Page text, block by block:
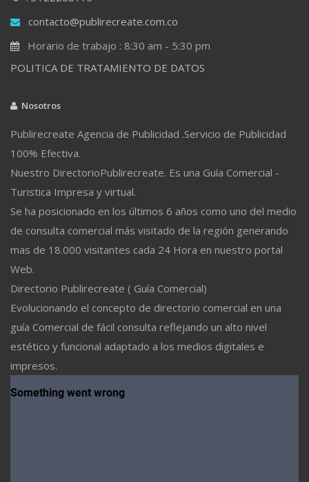
contacto@publirecreate.com.co
Horario de trabajo : 8:30 am - 5:30 pm
POLITICA DE TRATAMIENTO DE DATOS
Nosotros
Publirecreate Agencia de Publicidad .Servicio de Publicidad
100% Efectiva.
Nuestro DirectorioPublirecreate. Es una Guía Comercial -
Turistica Impresa y virtual.
Se ha posicionado en los últimos 6 años como uno del medio
de consulta comercial más visitado de la región generando
mas de 18.000 visitantes cada 24 Hora en nuestro portal
Web.
Directorio Publirecreate ( Guía Comercial)
Evolucionando el concepto de directorio comercial en una
guía Comercial de fácil consulta reflejando un alto nivel
estético y funcional adaptado a los medios digitales e
impresos.